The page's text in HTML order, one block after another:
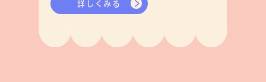
詳しくみる